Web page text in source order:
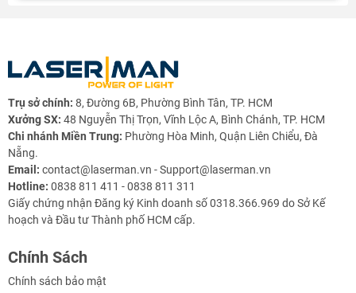
Thông số kỹ thuật
Vật liệu:Hợp kim nhôm cao cấp
Kích thước tổng thể:180 × 140 × 90 mm
Phạm vi kẹp tối đa:120 × 120 mm
Độ dày phôi hỗ trợ:0 – 5 mm
Kích thước lắp đặt:125 × 125 mm (lỗ bắt vít M6)
Trọng lượng:
Trụ sở chính: 8, Đường 6B, Phường Bình Tân, TP. HCM
Xưởng SX: 48 Nguyễn Thị Trọn, Vĩnh Lộc A, Bình Chánh, TP. HCM
Chi nhánh Miền Trung: Phường Hòa Minh, Quận Liên Chiểu, Đà
Nẵng.
Email: contact@laserman.vn - Support@laserman.vn
Hotline: 0838 811 411 - 0838 811 311
Giấy chứng nhận Đăng ký Kinh doanh số 0318.366.969 do Sở Kế
hoạch và Đầu tư Thành phố HCM cấp.
Chính Sách
Chính sách bảo mật